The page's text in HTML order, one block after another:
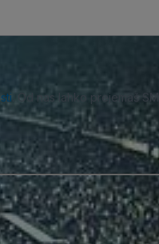
. Od nas lahko prejemaš